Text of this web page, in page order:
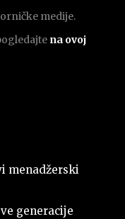
medije.
na ovoj
menadžerski
generacije